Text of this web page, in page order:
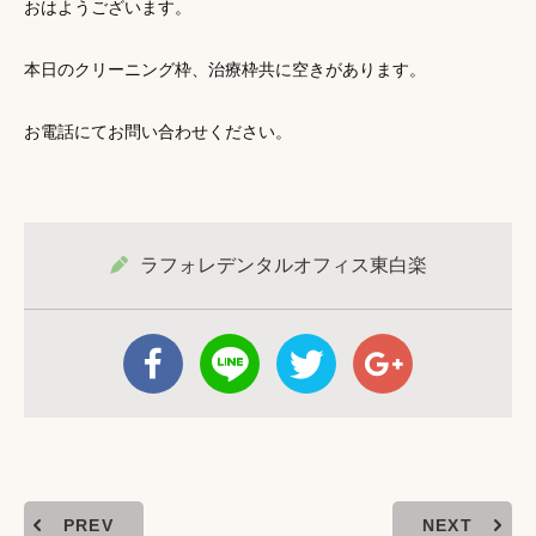
おはようございます。
本日のクリーニング枠、治療枠共に空きがあります。
お電話にてお問い合わせください。
ラフォレデンタルオフィス東白楽
PREV NEXT